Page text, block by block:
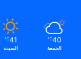
40
℃
الجمعة
41
℃
السبت